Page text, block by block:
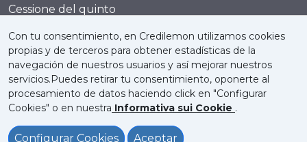
Cessione del quinto
Conti bancari
Privacy Note Legali
Con tu consentimiento, en Credilemon utilizamos cookies
propias y de terceros para obtener estadísticas de la
navegación de nuestros usuarios y así mejorar nuestros
servicios.Puedes retirar tu consentimiento, oponerte al
procesamiento de datos haciendo click en "Configurar
Cookies" o en nuestra Informativa sui Cookie .
Configurar Cookies Aceptar